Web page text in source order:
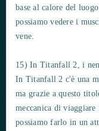
base al calore del
possiamo vedere i
vene.
15) In Titanfall 2, i
In Titanfall 2 c'è una
ma grazie a questo
meccanica di
possiamo farlo in un